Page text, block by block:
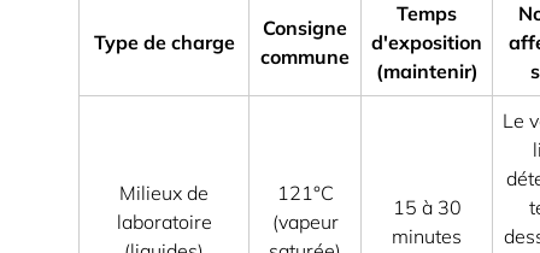
cycle
préserve
Sécurité,
Type de charge
Consigne
commune
Temps
d'exposition
(maintenir)
Milieux de
laboratoire
121°C
(vapeur
15 à 30
minutes
Le